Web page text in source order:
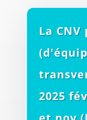
La
2025